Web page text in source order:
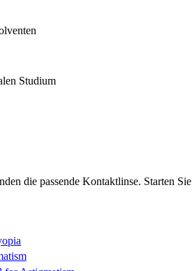
Studium
die passende Kontaktlinse. Starten